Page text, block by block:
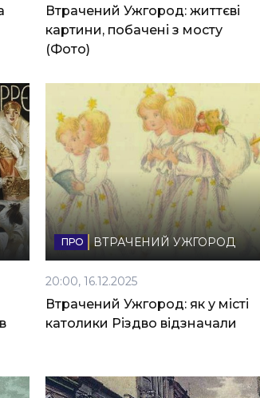
УКРАЇНИ
Втрачений Ужгород: життєві
картини, побачені з мосту
(Фото)
ВТРАЧЕНИЙ УЖГОРОД
20:00, 16.12.2025
Втрачений Ужгород: як у місті
католики Різдво відзначали